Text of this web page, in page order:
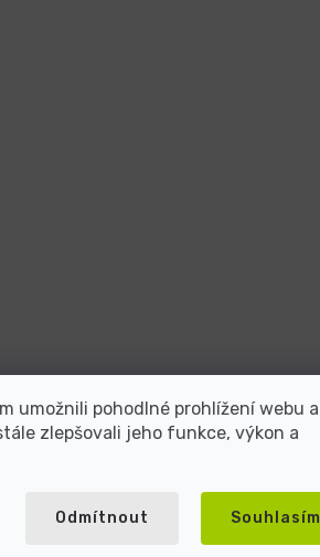
umožnili pohodlné prohlížení webu a
zlepšovali jeho funkce, výkon a
Odmítnout Souhlasím